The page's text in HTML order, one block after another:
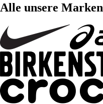
Alle unsere Marken